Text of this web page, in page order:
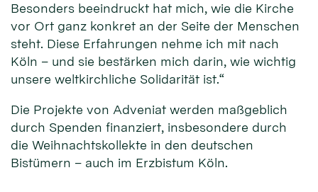
Besonders beeindruckt hat mich, wie die Kirche
vor Ort ganz konkret an der Seite der Menschen
steht. Diese Erfahrungen nehme ich mit nach
Köln – und sie bestärken mich darin, wie wichtig
unsere weltkirchliche Solidarität ist.“
Die Projekte von Adveniat werden maßgeblich
durch Spenden finanziert, insbesondere durch
die Weihnachtskollekte in den deutschen
Bistümern – auch im Erzbistum Köln.